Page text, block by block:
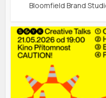
Bloomfield Brand